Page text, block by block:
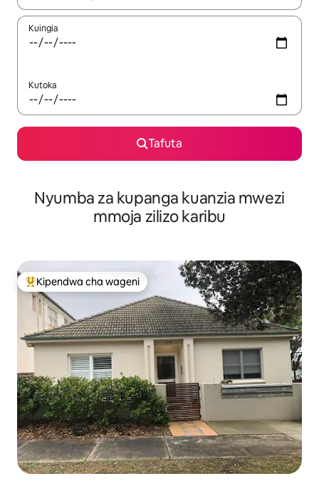
Kuingia
Kutoka
Tafuta
Nyumba za kupanga kuanzia mwezi
mmoja zilizo karibu
Kipendwa maarufu cha wageni
Kipendwa cha wageni